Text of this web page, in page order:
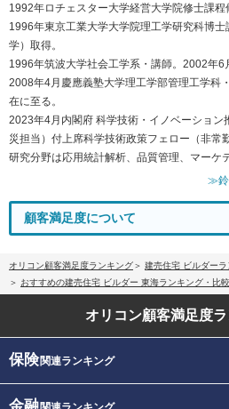
1992年ロチェスター大学経営大学院修士課程
1996年東京工業大学大学院理工学研究科博
学）取得。
1996年筑波大学社会工学系・講師。2002年6
2008年4月慶應義塾大学理工学部管理工学科
在に至る。
2023年4月内閣府 科学技術・イノベーション
災担当）付上席科学技術政策フェロー（非常勤
研究分野は応用統計解析、品質管理、マーケ
≫鈴
顧客満足度について
オリコン顧客満足度ランキング
建売住宅 ビルダー
おすすめの建売住宅 ビルダー 東海ランキング・比較
オリコン顧客満足度
保険関連ランキング